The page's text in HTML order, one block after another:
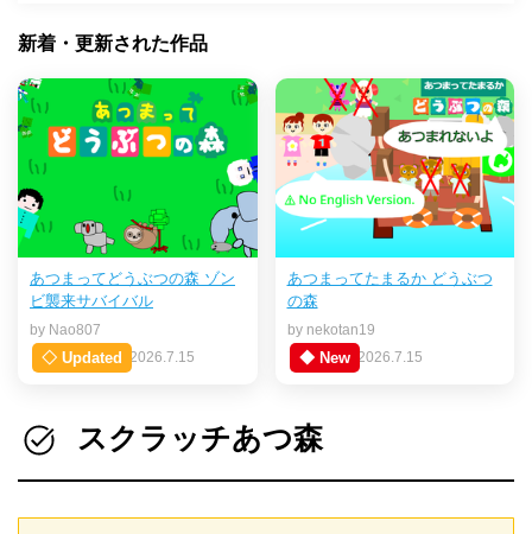
新着・更新された作品
あつまってどうぶつの森 ゾン
ビ襲来サバイバル
by Nao807
◇ Updated 2026.7.15
あつまってたまるか どうぶつ
の森
by nekotan19
◆ New 2026.7.15
スクラッチあつ森